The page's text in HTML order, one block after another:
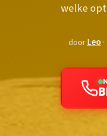
welke
doorLeo